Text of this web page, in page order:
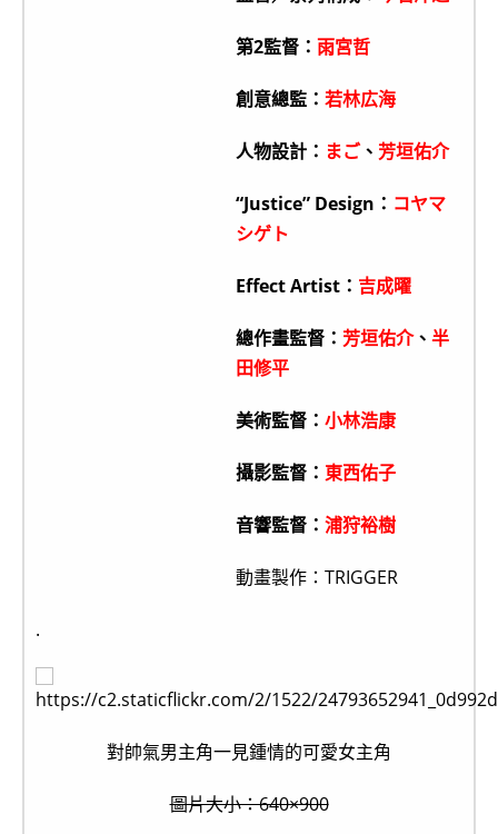
第2監督： 雨宮哲
創意總監： 若林広海
人物設計： まご、 芳垣佑介
“Justice” Design： コヤマ
シゲト
Effect Artist： 吉成曜
總作畫監督： 芳垣佑介、 半
田修平
美術監督： 小林浩康
攝影監督： 東西佑子
音響監督： 浦狩裕樹
動畫製作：TRIGGER
.
對帥氣男主角一見鍾情的可愛女主角
圖片大小：640×900